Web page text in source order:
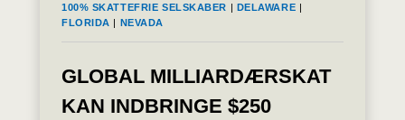
100% SKATTEFRIE SELSKABER DELAWARE
FLORIDA
NEVADA
GLOBAL MILLIARDÆRSKAT
KAN INDBRINGE $250